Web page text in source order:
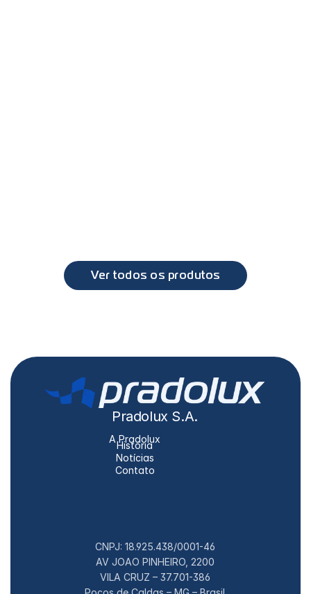
Ver todos os produtos
Pradolux S.A.
A Pradolux
História
Notícias
Contato
CNPJ: 18.925.438/0001-46
AV JOAO PINHEIRO, 2200
VILA CRUZ – 37.701-386